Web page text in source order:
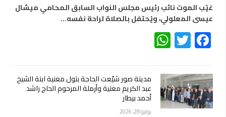
غيّب الموت نائب رئيس مجلس النواب السابق المحامي ميشال
عيسى المعلولي، ويُحتفل بالصلاة لراحة نفسه…
Facebook
Twitter
مدينة صور شيّعت الحاجة بتول مغنية ابنة الشيخ
عبد الكريم مغنية وأرملة المرحوم الحاج راشد
أحمد بيطار
يوليو 28, 2026